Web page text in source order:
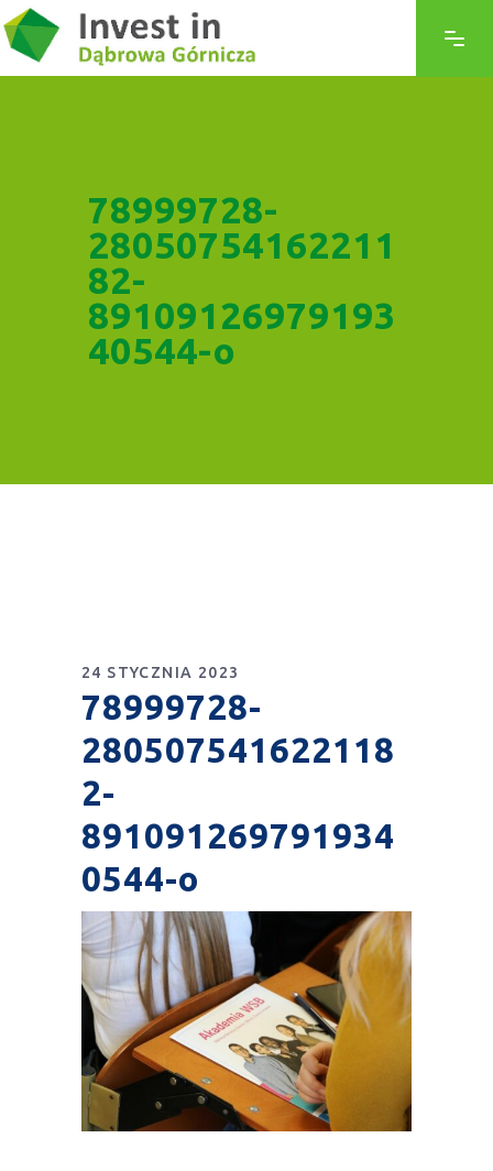
78999728-
28050754162211
82-
89109126979193
40544-o
24 STYCZNIA 2023
78999728-
280507541622118
2-
891091269791934
0544-o